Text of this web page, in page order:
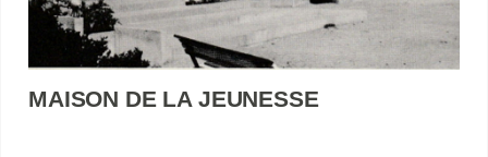
MAISON DE LA JEUNESSE